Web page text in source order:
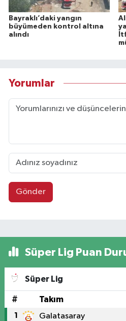
Bayraklı’daki yangın
büyümeden kontrol altına
alındı
Yorumlar
Gönder
Süper Lig Puan
Süper Lig
# Takım
1 Galatasaray